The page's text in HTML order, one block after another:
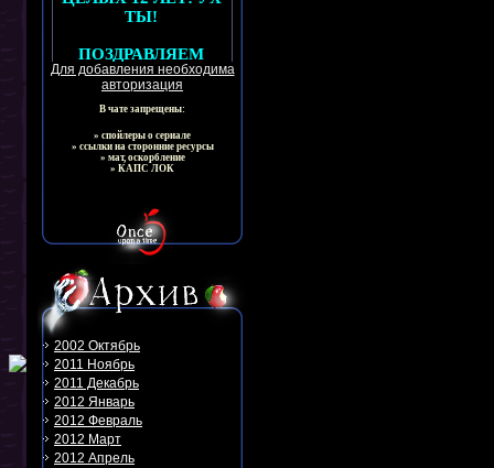
Для добавления необходима
авторизация
В чате запрещены:
» спойлеры о сериале
» ссылки на сторонние ресурсы
» мат, оскорбление
» КАПС ЛОК
2002 Октябрь
2011 Ноябрь
2011 Декабрь
2012 Январь
2012 Февраль
2012 Март
2012 Апрель